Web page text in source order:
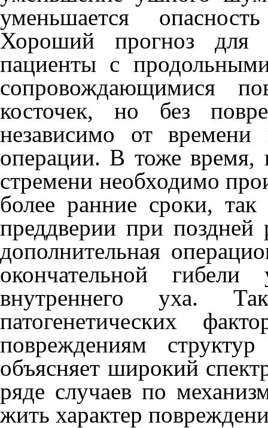
уменьшается
Хороший прогноз для
пациенты с
сопровождающимися
косточек, но без
независи­мо от времени
операции. В тоже время,
стремени необходимо
более ранние сроки, так
преддверии при по­здней
дополни­тельная
окончательной
внутреннего уха.
патогенетических
повреждениям
объясняет ши­рокий
ряде случаев по
жить характер